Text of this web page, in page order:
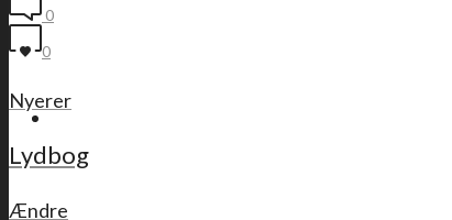
Medlemsliste
0
0
Nyerer
Lydbog
Ændre